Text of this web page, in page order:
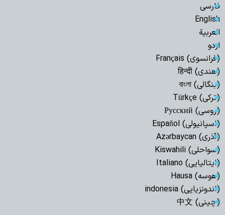
فارسی
English
العربیة
اردو
(فرانسوی) Français
(هندی) हिन्दी
(بنگالی) বাংলা
(ترکی) Türkçe
(روسی) Русский
(اسپانیولی) Español
(آذری) Azərbaycan
(سواحلی) Kiswahili
(ایتالیایی) Italiano
(هوسه) Hausa
(اندونزیایی) indonesia
(چینی) 中文